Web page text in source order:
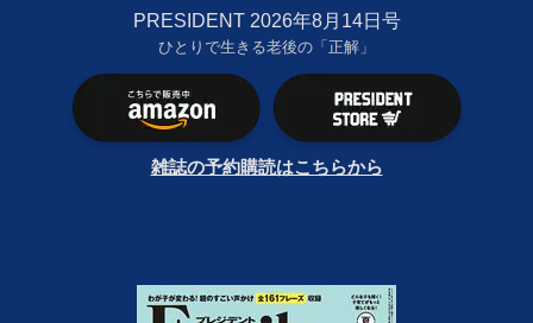
PRESIDENT 2026年8月14日号
ひとりで生きる老後の「正解」
雑誌の予約購読はこちらから